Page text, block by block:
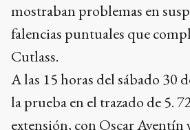
mostraban problemas en
falencias puntuales que
Cutlass.
A las 15 horas del sábado 30
la prueba en el trazado de 5.
extensión, con Oscar